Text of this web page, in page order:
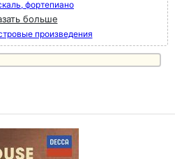
фортепиано
больше
произведения